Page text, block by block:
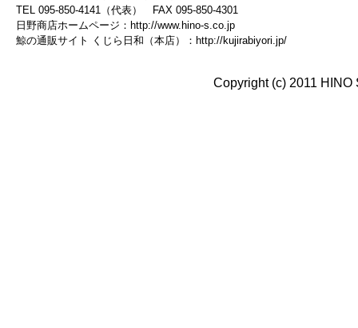
TEL 095-850-4141（代表） FAX 095-850-4301
日野商店ホームページ： http://www.hino-s.co.jp
鯨の通販サイト くじら日和（本店）： http://kujirabiyori.jp/
Copyright (c) 2011